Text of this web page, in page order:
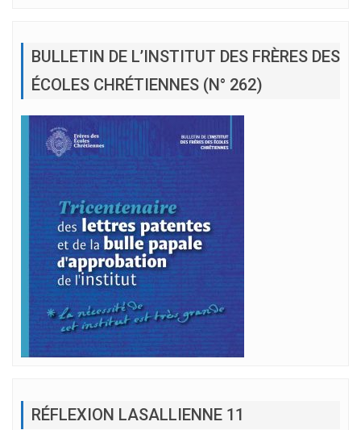
BULLETIN DE L’INSTITUT DES FRÈRES DES
ÉCOLES CHRÉTIENNES (N° 262)
RÉFLEXION LASALLIENNE 11